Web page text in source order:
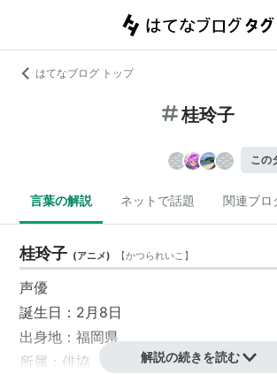
はてなブログ トップ
桂玲子
この
言葉の解説 ネットで話題 関連ブロ
桂玲子 (アニメ) 【かつられいこ 】
声優
誕生日：2月8日
出身地：福岡県
所属：俳協
解説の続きを読む